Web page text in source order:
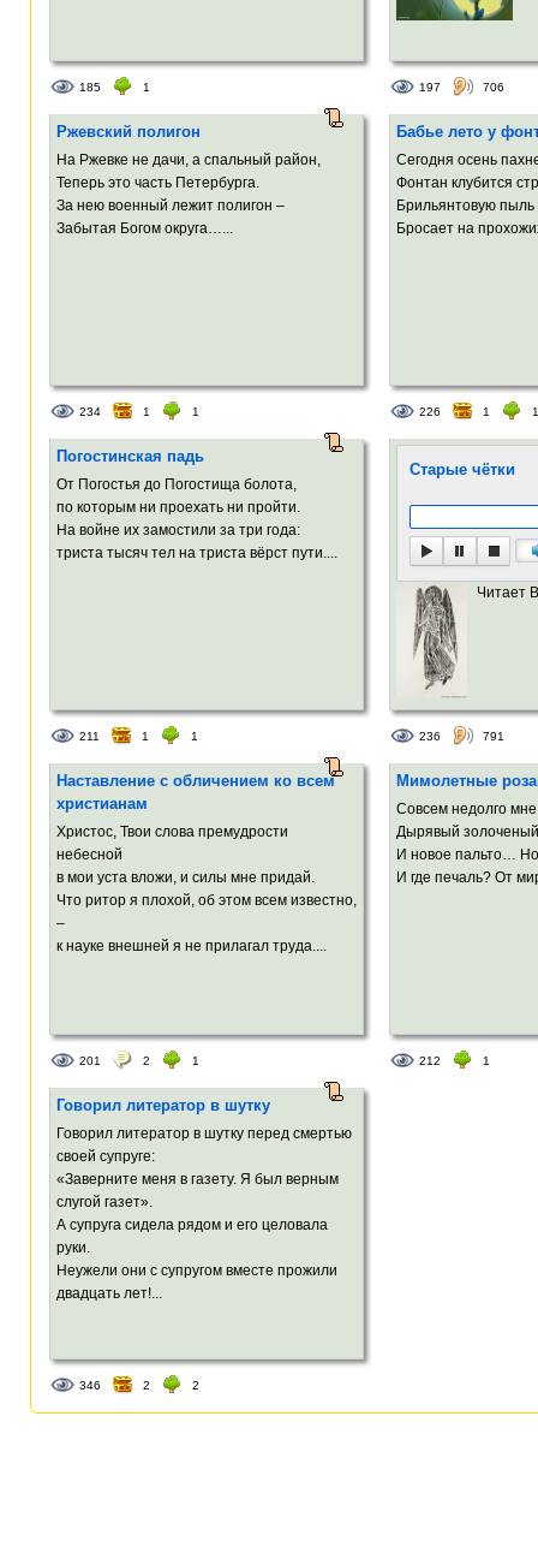
185 1 197 706
Ржевский полигон
На Ржевке не дачи, а спальный район,
Теперь это часть Петербурга.
За нею военный лежит полигон –
Забытая Богом округа…...
234 1 1
Бабье лето у
Сегодня осень
Фонтан клубится
Брильянтовую
Бросает на
226 1 1
Погостинская падь
От Погостья до Погостища болота,
по которым ни проехать ни пройти.
На войне их замостили за три года:
триста тысяч тел на триста вёрст пути....
211 1 1
Старые чётки
Читает
236 791
Наставление с обличением ко всем
христианам
Христос, Твои слова премудрости
небесной
в мои уста вложи, и силы мне придай.
Что ритор я плохой, об этом всем известно,
–
к науке внешней я не прилагал труда....
201 2 1
Мимолетные
Совсем недолго мне
Дырявый
И новое пальто…
И где печаль? От
212 1
Говорил литератор в шутку
Говорил литератор в шутку перед смертью
своей супруге:
«Заверните меня в газету. Я был верным
слугой газет».
А супруга сидела рядом и его целовала
руки.
Неужели они с супругом вместе прожили
двадцать лет!...
346 2 2